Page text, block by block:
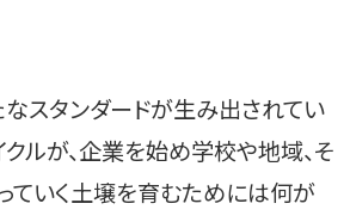
スタンダードが生み出されてい
クルが、企業を始め学校や地域、そ
ていく土壌を育むためには何が